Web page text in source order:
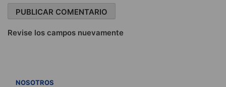
Revise los campos nuevamente
NOSOTROS